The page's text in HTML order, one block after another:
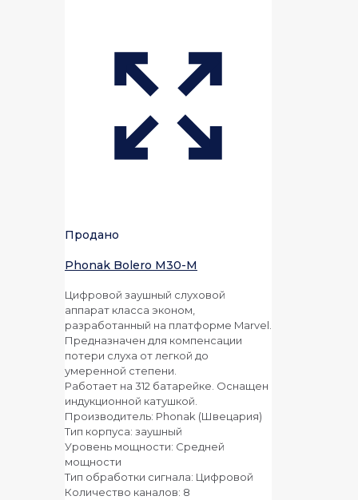
Продано
Phonak Bolero M30-M
Цифровой заушный слуховой
аппарат класса эконом,
разработанный на платформе Marvel.
Предназначен для компенсации
потери слуха от легкой до
умеренной степени.
Работает на 312 батарейке. Оснащен
индукционной катушкой.
Производитель: Phonak (Швецария)
Тип корпуса: заушный
Уровень мощности: Средней
мощности
Тип обработки сигнала: Цифровой
Количество каналов: 8